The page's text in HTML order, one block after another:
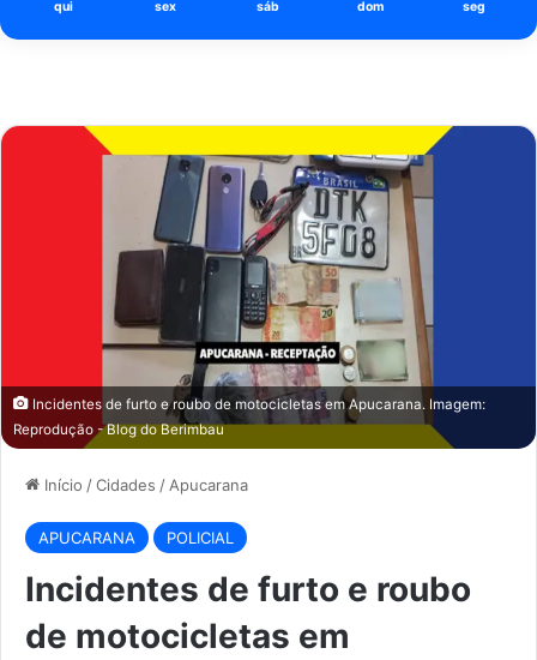
Incidentes de furto e roubo de motocicletas em Apucarana. Imagem:
Reprodução - Blog do Berimbau
Início /Cidades / Apucarana
APUCARANA POLICIAL
Incidentes de furto e roubo
de motocicletas em
qui sex sáb dom seg